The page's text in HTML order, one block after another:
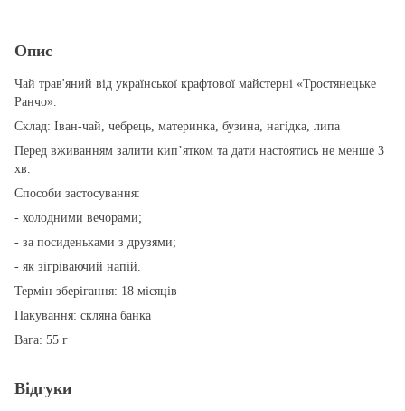
Опис
Чай трав'яний від української крафтової майстерні «Тростянецьке
Ранчо».
Склад: Іван-чай, чебрець, материнка, бузина, нагідка, липа
Перед вживанням залити кипʼятком та дати настоятись не менше 3
хв.
Способи застосування:
- холодними вечорами;
- за посиденьками з друзями;
- як зігріваючий напій.
Термін зберігання: 18 місяців
Пакування: скляна банка
Вага: 55 г
Відгуки